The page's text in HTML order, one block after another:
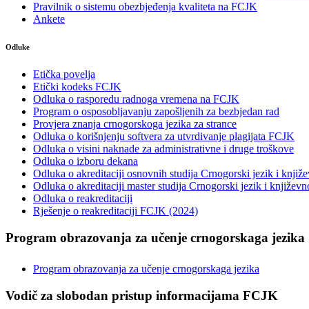
Pravilnik o sistemu obezbjeđenja kvaliteta na FCJK
Ankete
Odluke
Etička povelja
Etički kodeks FCJK
Odluka o rasporedu radnoga vremena na FCJK
Program o osposobljavanju zapošljenih za bezbjedan rad
Provjera znanja crnogorskoga jezika za strance
Odluka o korišnjenju softvera za utvrdivanje plagijata FCJK
Odluka o visini naknade za administrativne i druge troškove
Odluka o izboru dekana
Odluka o akreditaciji osnovnih studija Crnogorski jezik i
Odluka o akreditaciji master studija Crnogorski jezik i
Odluka o reakreditaciji
Rješenje o reakreditaciji FCJK (2024)
Program obrazovanja za učenje crnogorskaga jezika
Program obrazovanja za učenje crnogorskaga jezika
Vodič za slobodan pristup informacijama FCJK